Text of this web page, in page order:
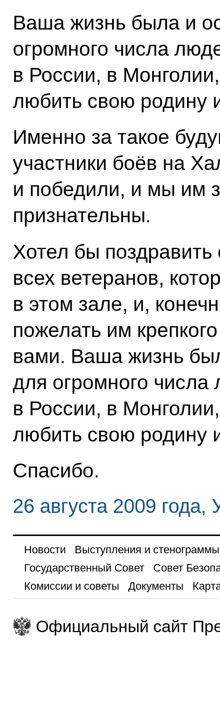
Ваша жизнь была и
огромного числа
в России, в
любить свою родину
Именно за такое
участники боёв на
и победили, и мы им
признательны.
Хотел бы
всех ветеранов,
в этом зале, и,
пожелать им
вами. Ваша жизнь
для огромного
в России, в
любить свою родину
Спасибо.
26 августа 2009 года,
Новости
Выступления и стенограммы
Государственный Совет
Совет
Комиссии и советы
Документы
Официальный сайт